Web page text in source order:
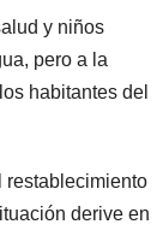
y niños
pero a la
habitantes del
restablecimiento
derive en